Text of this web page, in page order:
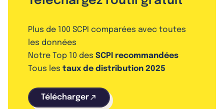
Plus de 100 SCPI comparées avec toutes
les données
Notre Top 10 des SCPI recommandées
Tous les taux de distribution 2025
Télécharger